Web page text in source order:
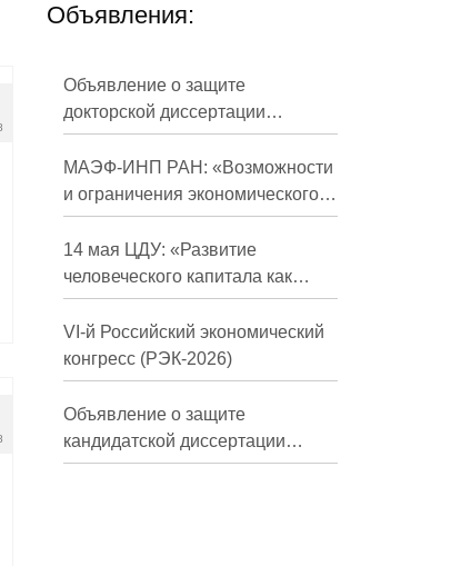
Объявления:
Объявление о защите
докторской диссертации
Кузнецова Михаила
Евгеньевича
МАЭФ-ИНП РАН: «Возможности
и ограничения экономического
развития России в средне- и
долгосрочной перспективе»
14 мая ЦДУ: «Развитие
человеческого капитала как
фактор экономического роста»
VI-й Российский экономический
конгресс (РЭК-2026)
Объявление о защите
кандидатской диссертации
Трындиной Николь Сергеевны